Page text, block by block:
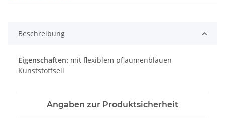
Beschreibung
Eigenschaften: mit flexiblem pflaumenblauen
Kunststoffseil
Angaben zur Produktsicherheit